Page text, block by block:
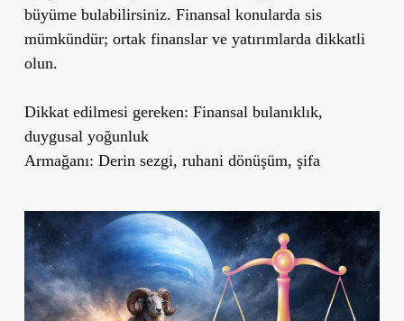
büyüme bulabilirsiniz. Finansal konularda sis
mümkündür; ortak finanslar ve yatırımlarda dikkatli
olun.
Dikkat edilmesi gereken: Finansal bulanıklık,
duygusal yoğunluk
Armağanı: Derin sezgi, ruhani dönüşüm, şifa